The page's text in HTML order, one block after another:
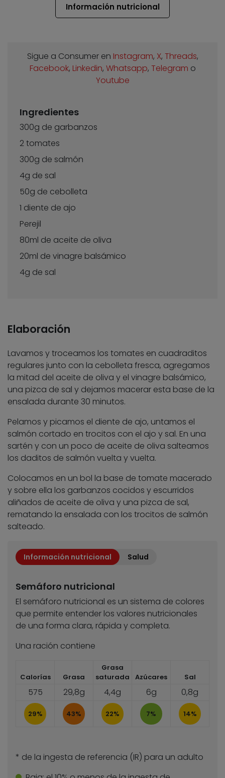
Información nutricional
Sigue a Consumer en Instagram, X, Threads,
Facebook, Linkedin, Whatsapp, Telegram o
Youtube
Ingredientes
300g de garbanzos
2 tomates
300g de salmón
4g de sal
50g de cebolleta
1 diente de ajo
Perejil
80ml de aceite de oliva
20ml de vinagre balsámico
4g de sal
Elaboración
Lavamos y troceamos los tomates en cuadraditos
regulares junto con la cebolleta fresca, agregamos
la mitad del aceite de oliva y el vinagre balsámico,
una pizca de sal y dejamos macerar esta base de la
ensalada durante 30 minutos.
Pelamos y picamos el diente de ajo, untamos el
salmón cortado en trocitos con el ajo y sal. En una
sartén y con un poco de aceite de oliva salteamos
los daditos de salmón vuelta y vuelta.
Colocamos en un bol la base de tomate macerado
y sobre ella los garbanzos cocidos y escurridos
aliñados de aceite de oliva y una pizca de sal,
rematando la ensalada con los trocitos de salmón
salteado.
Información nutricional Salud
Semáforo nutricional
El semáforo nutricional es un sistema de colores
que permite entender los valores nutricionales
de una forma clara, rápida y completa.
Una ración contiene
Calorías Grasa
Grasa
saturada
Azúcares Sal
575 29,8g 4,4g 6g 0,8g
29% 43% 22% 7% 14%
* de la ingesta de referencia (IR) para un adulto